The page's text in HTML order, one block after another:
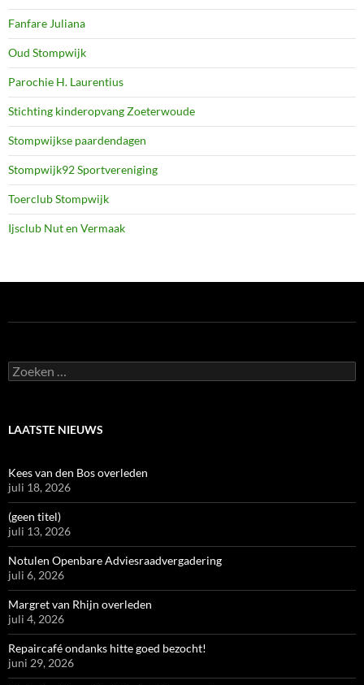
Fanfare Juliana
Oud Stompwijk
Parochie H. Laurentius
Stichting kinderopvang Zoeterwoude
Stompwijkse paardendagen
Stompwijk92 Sportvereniging
Toerclub Stompwijk
Ijsclub Nut en Vermaak
Zoeken
naar:
LAATSTE NIEUWS
Kees van den Bos overleden
juli 18, 2026
(geen titel)
juli 13, 2026
Notulen Openbare Adviesraadvergadering
juli 6, 2026
Margret van Rhijn overleden
juli 4, 2026
Repaircafé ondanks hitte goed bezocht!
juni 29, 2026